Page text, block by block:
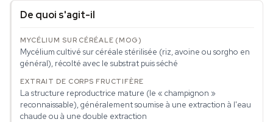
De quoi s'agit-il
Mycélium cultivé sur céréale stérilisée (riz, avoine ou sorgho en
général), récolté avec le substrat puis séché
La structure reproductrice mature (le « champignon »
reconnaissable), généralement soumise à une extraction à l'eau
chaude ou à une double extraction